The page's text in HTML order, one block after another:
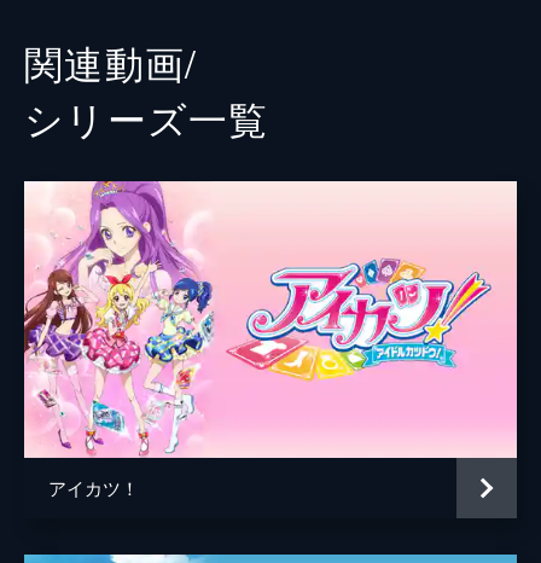
脚本
原作 BN Pictures
アニメーション制作 BN Pictures
関連動画/
シリーズ⼀覧
アイカツ！